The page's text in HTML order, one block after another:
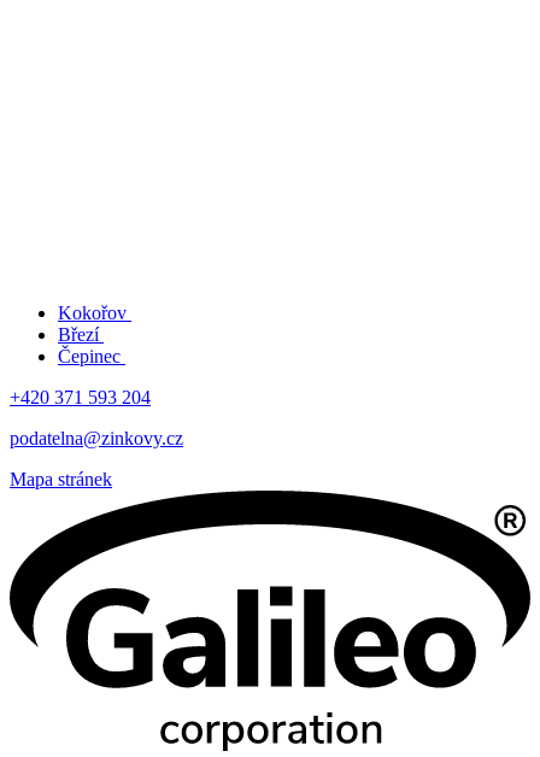
Kokořov
Březí
Čepinec
+420 371 593 204
podatelna@zinkovy.cz
Mapa stránek